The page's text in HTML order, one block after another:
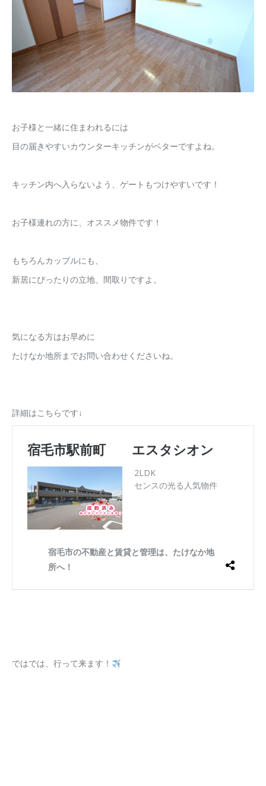
お子様と一緒に住まわれるには
目の届きやすいカウンターキッチンがベターですよね。
キッチン内へ入らないよう、ゲートもつけやすいです！
お子様連れの方に、オススメ物件です！
もちろんカップルにも、
新居にぴったりの立地、間取りですよ。
気になる方はお早めに
たけなか地所までお問い合わせくださいね。
詳細はこちらです↓
ではでは、行って来ます！